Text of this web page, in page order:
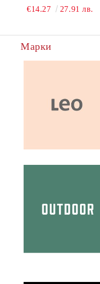
€14.27
27.91 лв.
Марки